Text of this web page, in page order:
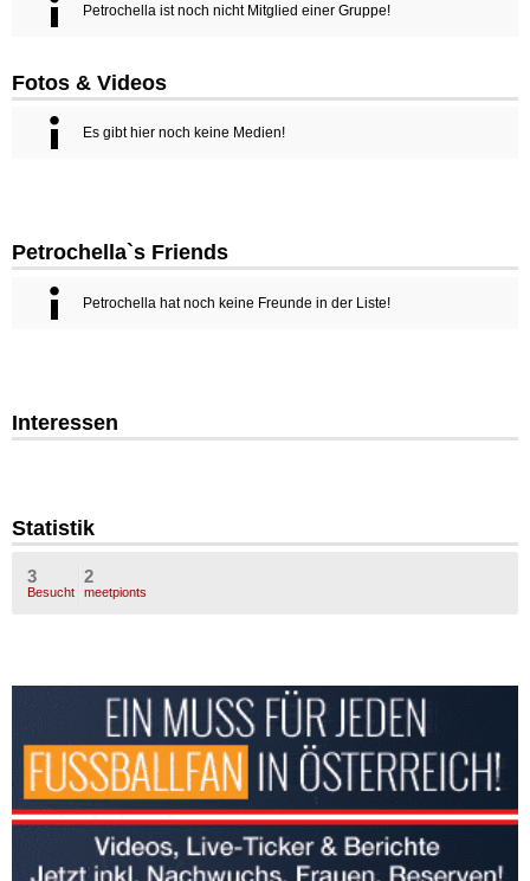
Petrochella ist noch nicht Mitglied einer Gruppe!
Fotos & Videos
Es gibt hier noch keine Medien!
Petrochella`s Friends
Petrochella hat noch keine Freunde in der Liste!
Interessen
Statistik
3
Besucht
2
meetpionts